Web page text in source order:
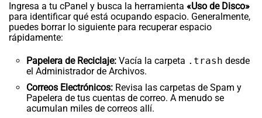
Ingresa a tu cPanel y busca la herramienta «Uso de Disco»
para identificar qué está ocupando espacio. Generalmente,
puedes borrar lo siguiente para recuperar espacio
rápidamente:
Papelera de Reciclaje: Vacía la carpeta .trash desde
el Administrador de Archivos.
Correos Electrónicos: Revisa las carpetas de Spam y
Papelera de tus cuentas de correo. A menudo se
acumulan miles de correos allí.